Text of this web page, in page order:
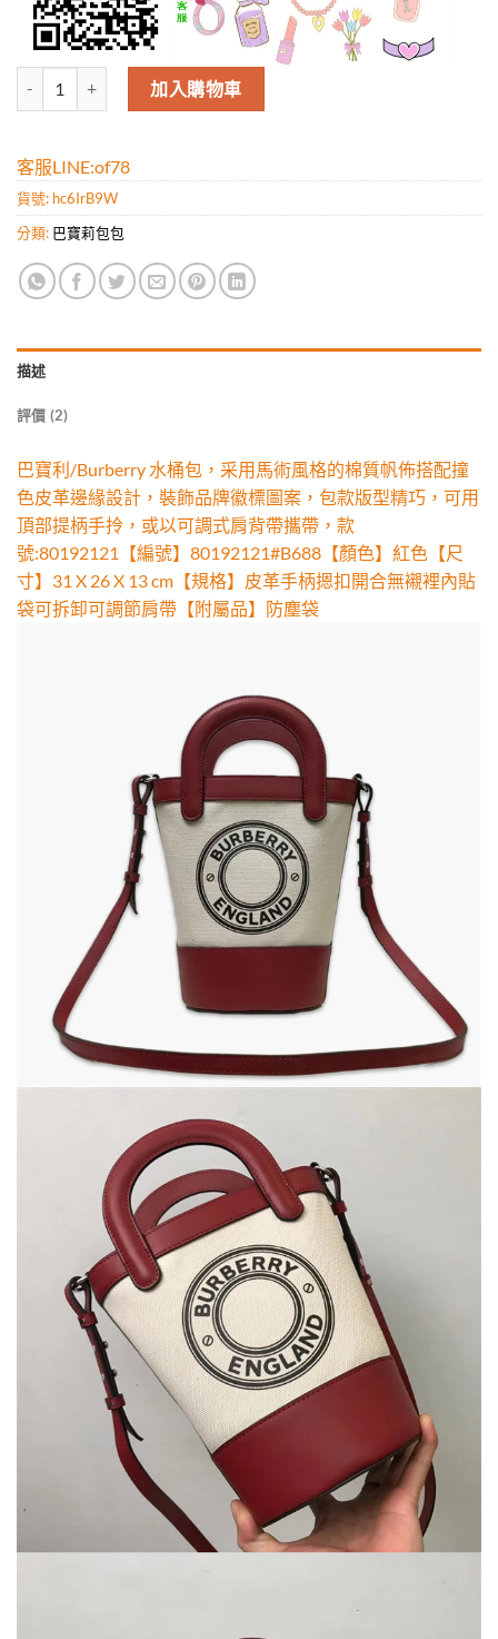
高仿巴寶利/Burberry 水桶包，采用馬術風格的棉質帆佈搭配撞色皮
加入購物車
客服LINE:of78
貨號: hc6IrB9W
分類: 巴寶莉包包
描述
評價 (2)
巴寶利/Burberry 水桶包，采用馬術風格的棉質帆佈搭配撞
色皮革邊緣設計，裝飾品牌徽標圖案，包款版型精巧，可用
頂部提柄手拎，或以可調式肩背帶攜帶，款
號:80192121【編號】80192121#B688【顏色】紅色【尺
寸】31 X 26 X 13 cm【規格】皮革手柄摁扣開合無襯裡內貼
袋可拆卸可調節肩帶【附屬品】防塵袋